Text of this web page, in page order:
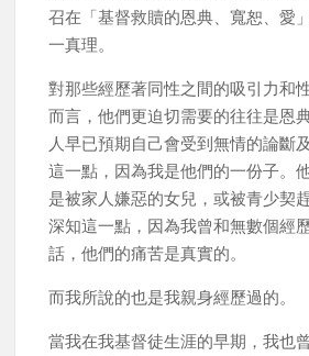
召在「基督救贖的恩典、寬恕、愛
一真理。
對那些經歷著同性之間的吸引力和
而言，他們更迫切需要的往往是恩
人早已預期自己會受到無情的論斷
這一點，因為我是他們的一份子。
是被家人嫌惡的女兒，或被青少契
深知這一點，因為我曾和無數個經
話，他們的痛苦是真實的。
而我所說的也是我親身經歷過的。
當我在我基督徒生涯的早期，我也